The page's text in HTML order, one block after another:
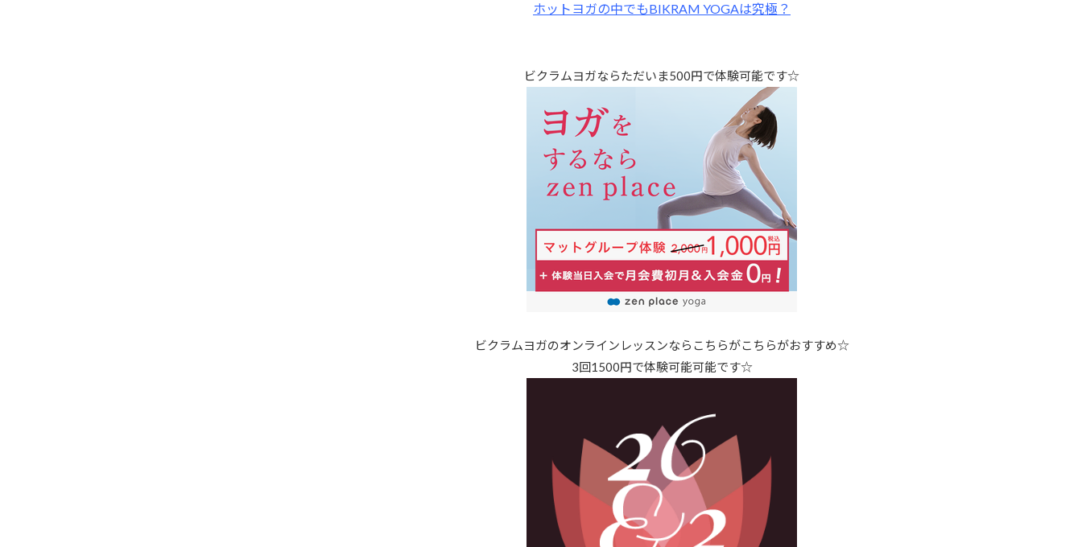
ホットヨガの中でもBIKRAM YOGAは究極？
ビクラムヨガならただいま500円で体験可能です☆
ビクラムヨガのオンラインレッスンならこちらがこちらがおすすめ☆
3回1500円で体験可能可能です☆